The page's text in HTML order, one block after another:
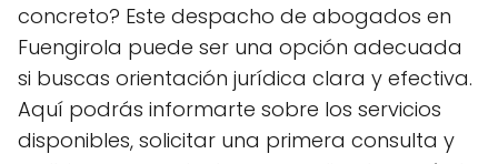
concreto? Este despacho de abogados en
Fuengirola puede ser una opción adecuada
si buscas orientación jurídica clara y efectiva.
Aquí podrás informarte sobre los servicios
disponibles, solicitar una primera consulta y